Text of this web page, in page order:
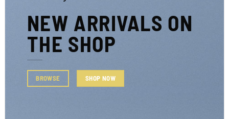
NEW ARRIVALS ON
THE SHOP
BROWSE SHOP NOW